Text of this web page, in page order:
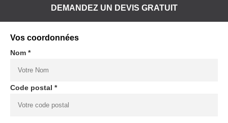
DEMANDEZ UN DEVIS GRATUIT
Vos coordonnées
Nom *
Code postal *